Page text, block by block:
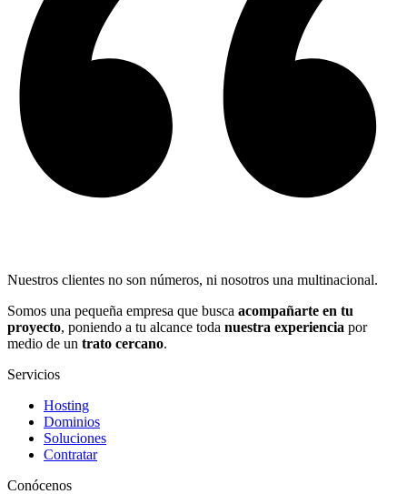
Nuestros clientes no son números, ni nosotros una multinacional.
Somos una pequeña empresa que busca acompañarte en tu
proyecto, poniendo a tu alcance toda nuestra experiencia por
medio de un trato cercano.
Servicios
Hosting
Dominios
Soluciones
Contratar
Conócenos